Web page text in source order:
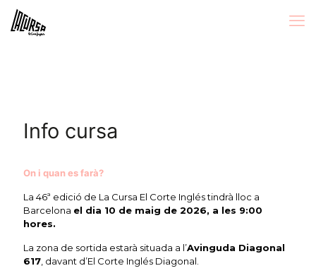
Info cursa
On i quan es farà?
La 46ª edició de La Cursa El Corte Inglés tindrà lloc a
Barcelona el dia 10 de maig de 2026, a les 9:00
hores.
La zona de sortida estarà situada a l’Avinguda Diagonal
617 , davant d’El Corte Inglés Diagonal.